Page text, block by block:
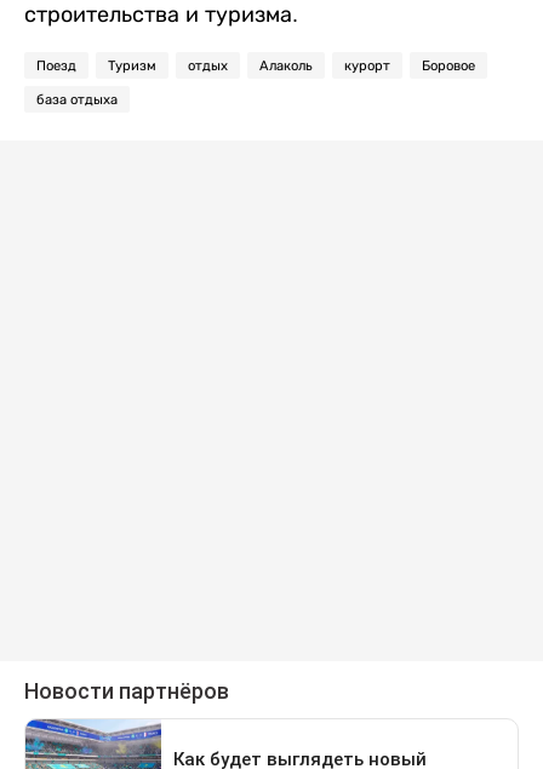
строительства и туризма.
Поезд Туризм отдых Алаколь курорт Боровое
база отдыха